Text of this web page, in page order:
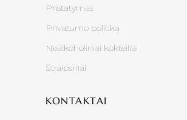
Pristatymas
Privatumo politika
Nealkoholiniai kokteiliai
Straipsniai
KONTAKTAI